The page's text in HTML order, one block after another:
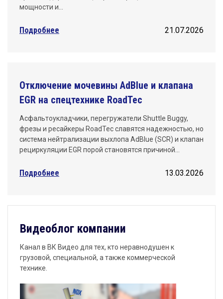
мощности и…
21.07.2026
Подробнее
Отключение мочевины AdBlue и клапана
EGR на спецтехнике RoadTec
Асфальтоукладчики, перегружатели Shuttle Buggy,
фрезы и ресайкеры RoadTec славятся надежностью, но
система нейтрализации выхлопа AdBlue (SCR) и клапан
рециркуляции EGR порой становятся причиной…
13.03.2026
Подробнее
Видеоблог компании
Канал в ВК Видео для тех, кто неравнодушен к
грузовой, специальной, а также коммерческой
технике.